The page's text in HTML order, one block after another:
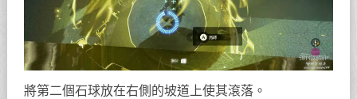
將第二個石球放在右側的坡道上使其滾落。